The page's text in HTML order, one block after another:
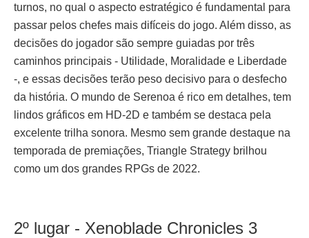
turnos, no qual o aspecto estratégico é fundamental para
passar pelos chefes mais difíceis do jogo. Além disso, as
decisões do jogador são sempre guiadas por três
caminhos principais - Utilidade, Moralidade e Liberdade
-, e essas decisões terão peso decisivo para o desfecho
da história. O mundo de Serenoa é rico em detalhes, tem
lindos gráficos em HD-2D e também se destaca pela
excelente trilha sonora. Mesmo sem grande destaque na
temporada de premiações, Triangle Strategy brilhou
como um dos grandes RPGs de 2022.
2º lugar - Xenoblade Chronicles 3